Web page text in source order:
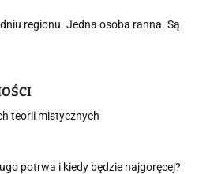
regionu. Jedna osoba ranna. Są
teorii mistycznych
potrwa i kiedy będzie najgoręcej?